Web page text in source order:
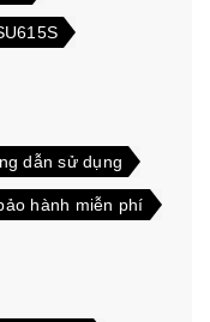
dẫn sử dụng
hành miễn phí